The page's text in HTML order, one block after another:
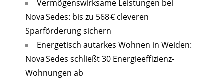
Vermögenswirksame Leistungen bei
Nova Sedes: bis zu 568 € cleveren
Sparförderung sichern
Energetisch autarkes Wohnen in Weiden:
Nova Sedes schließt 30 Energieeffizienz-
Wohnungen ab